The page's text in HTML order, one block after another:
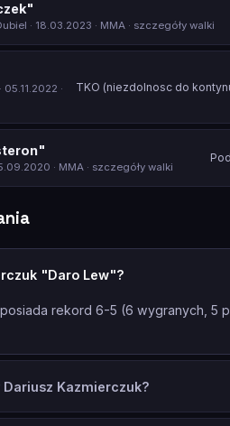
· 18.03.2023 · MMA · szczegóły walki
· 05.11.2022 ·
TKO (niezdolnosc do
· MMA · szczegóły walki
"Daro Lew"?
rekord 6-5 (6 wygranych, 5
Kazmierczuk?